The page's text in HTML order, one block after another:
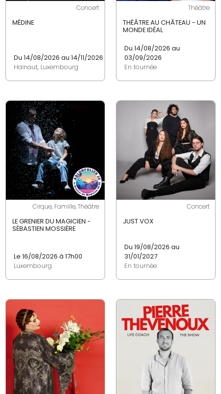
Concert
MÉDINE
Du 14/08/2026 au 14/11/2026
Hainaut, Luxembourg
Théâtre
THÉÂTRE AU CHÂTEAU - UN
MONDE IDÉAL
Du 14/08/2026 au
03/09/2026
En tournée
Cirque, Famille, Théâtre
LE GRENIER DU MAGICIEN -
SÉBASTIEN MOSSIÈRE
Le 16/08/2026 à 17h00
Luxembourg
Concert
JUST VOX
Du 19/08/2026 au
31/01/2027
En tournée